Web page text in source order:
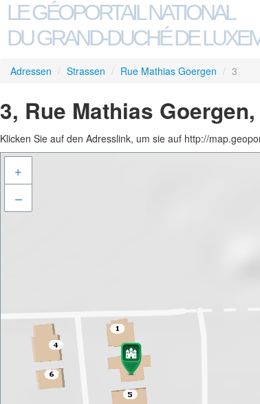
LE GÉOPORTAIL NATIONAL
DU GRAND-DUCHÉ DE
Adressen / Strassen / Rue Mathias Goergen / 3
3, Rue Mathias
Klicken Sie auf den Adresslink, um sie auf http://
+
–